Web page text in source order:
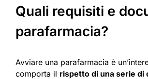
Quali requisiti e
parafarmacia?
Avviare una parafarmacia è
comporta il rispetto di una serie